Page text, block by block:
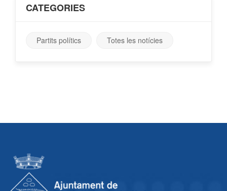
CATEGORIES
Partits polítics Totes les notícies